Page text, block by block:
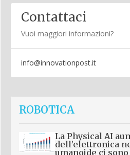
Contattaci
Vuoi maggiori informazioni?
info@innovationpost.it
ROBOTICA
La Physical AI
dell’elettronica
umanoide ci